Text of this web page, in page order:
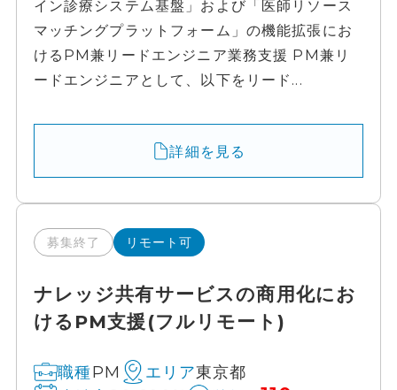
イン診療システム基盤」および「医師リソース
マッチングプラットフォーム」の機能拡張にお
けるPM兼リードエンジニア業務支援 PM兼リ
ードエンジニアとして、以下をリード...
詳細を見る
募集終了 リモート可
ナレッジ共有サービスの商用化にお
けるPM支援(フルリモート)
職種PM エリア東京都